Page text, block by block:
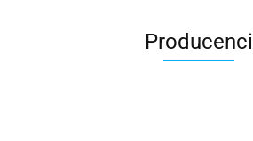
Producenci